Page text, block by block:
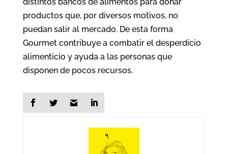
distintos bancos de alimentos para donar
productos que, por diversos motivos, no
puedan salir al mercado. De esta forma
Gourmet contribuye a combatir el desperdicio
alimenticio y ayuda a las personas que
disponen de pocos recursos.